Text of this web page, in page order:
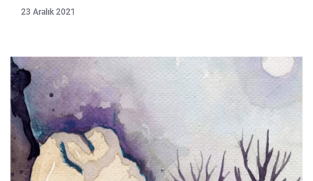
23 Aralık 2021